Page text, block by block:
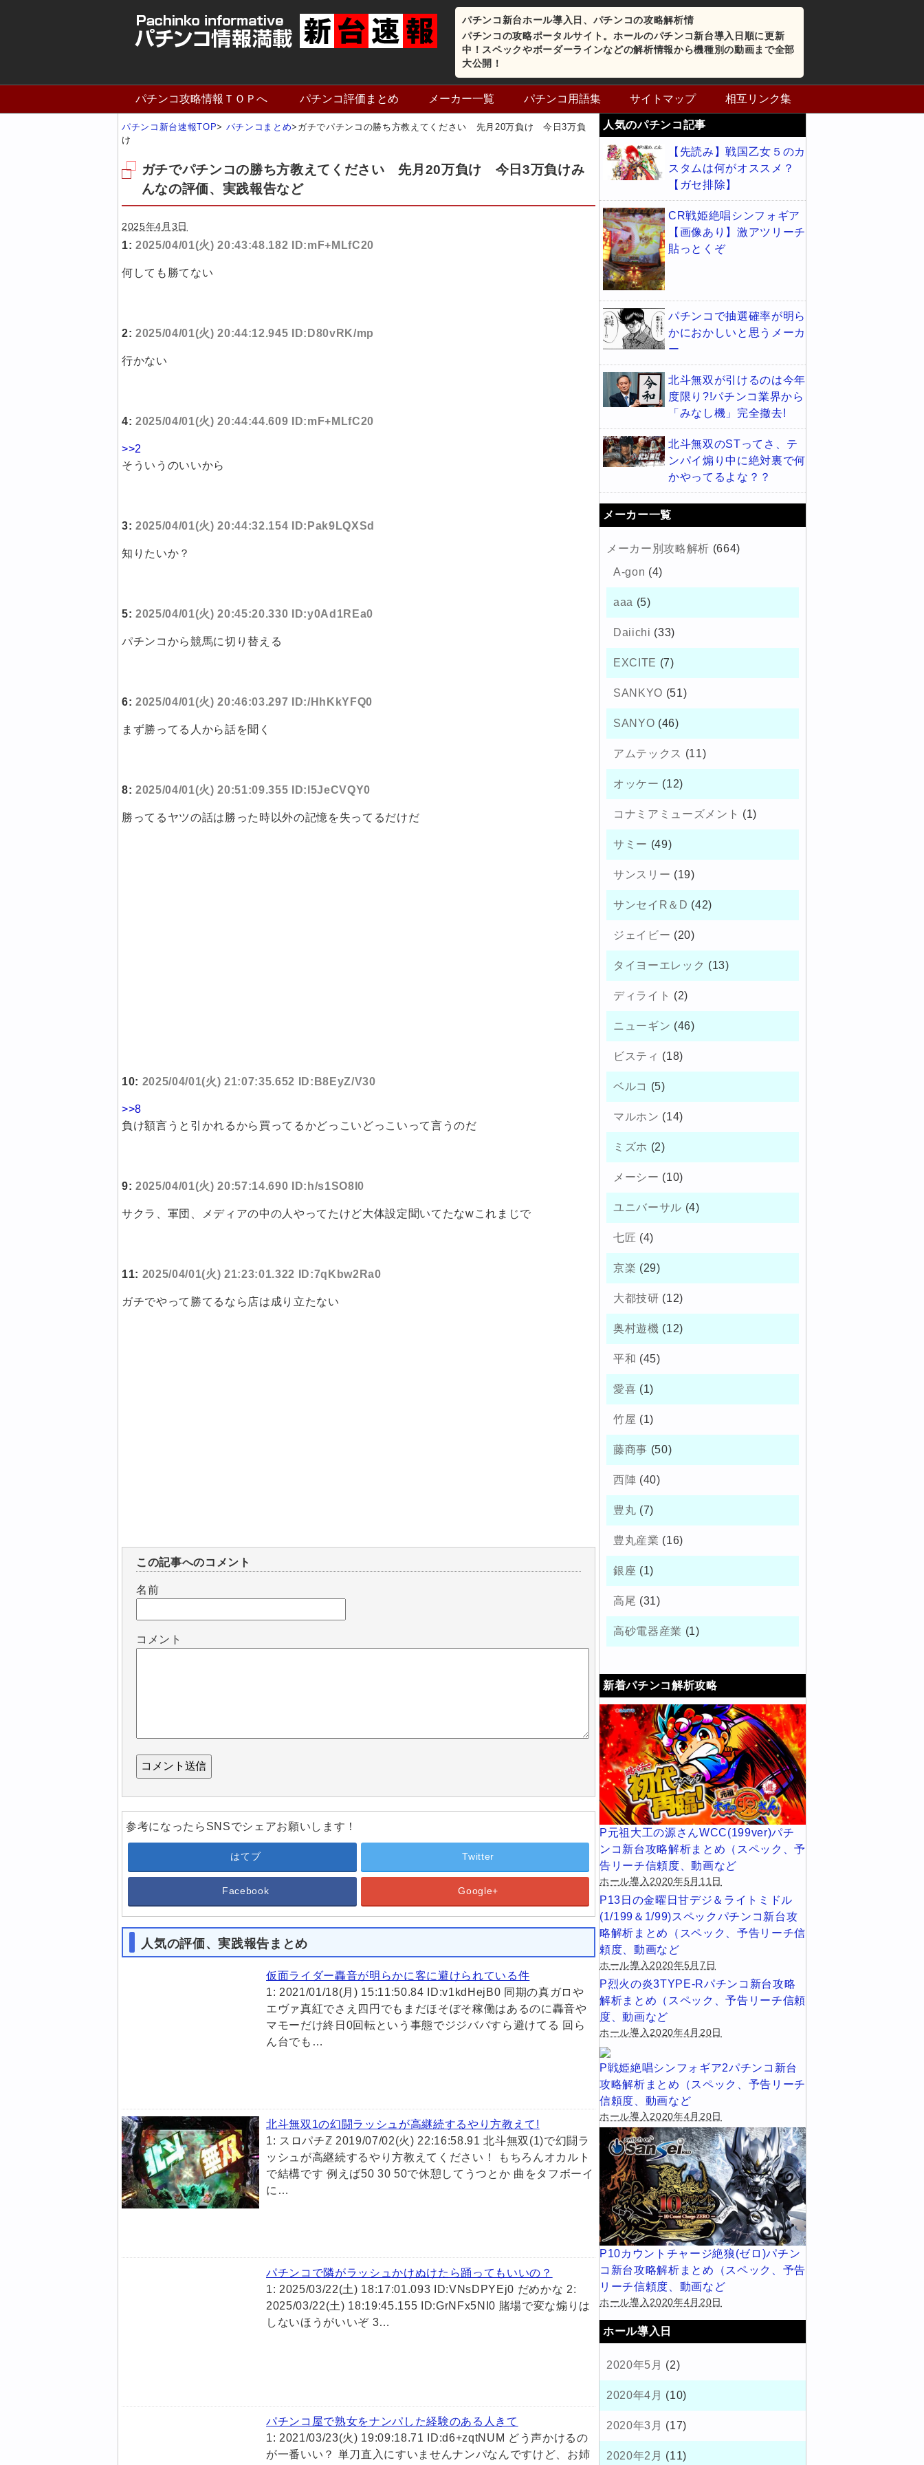
パチンコ新台ホール導入日、パチンコの攻略解析情
パチンコの攻略ポータルサイト。ホールのパチンコ新台導入日順に更新
中！スペックやボーダーラインなどの解析情報から機種別の動画まで全部
大公開！
パチンコ攻略情報ＴＯＰへ パチンコ評価まとめ メーカー一覧 パチンコ用語集 サイトマップ 相互リンク集
パチンコ新台速報TOP> パチンコまとめ> ガチでパチンコの勝ち方教えてください 先月20万負け 今日3万負
け
ガチでパチンコの勝ち方教えてください 先月20万負け 今日3万負けみ
んなの評価、実践報告など
2025年4月3日
1: 2025/04/01(火) 20:43:48.182 ID:mF+MLfC20
何しても勝てない
2: 2025/04/01(火) 20:44:12.945 ID:D80vRK/mp
行かない
4: 2025/04/01(火) 20:44:44.609 ID:mF+MLfC20
>>2
そういうのいいから
3: 2025/04/01(火) 20:44:32.154 ID:Pak9LQXSd
知りたいか？
5: 2025/04/01(火) 20:45:20.330 ID:y0Ad1REa0
パチンコから競馬に切り替える
6: 2025/04/01(火) 20:46:03.297 ID:/HhKkYFQ0
まず勝ってる人から話を聞く
8: 2025/04/01(火) 20:51:09.355 ID:l5JeCVQY0
勝ってるヤツの話は勝った時以外の記憶を失ってるだけだ
10: 2025/04/01(火) 21:07:35.652 ID:B8EyZ/V30
>>8
負け額言うと引かれるから買ってるかどっこいどっこいって言うのだ
9: 2025/04/01(火) 20:57:14.690 ID:h/s1SO8I0
サクラ、軍団、メディアの中の人やってたけど大体設定聞いてたなwこれまじで
11: 2025/04/01(火) 21:23:01.322 ID:7qKbw2Ra0
ガチでやって勝てるなら店は成り立たない
この記事へのコメント
名前
コメント
参考になったらSNSでシェアお願いします！
はてブ Twitter
Facebook Google+
人気の評価、実践報告まとめ
仮面ライダー轟音が明らかに客に避けられている件
1: 2021/01/18(月) 15:11:50.84 ID:v1kdHejB0 同期の真ガロや
エヴァ真紅でさえ四円でもまだほそぼそ稼働はあるのに轟音や
マモーだけ終日0回転という事態でジジババすら避けてる 回ら
ん台でも…
北斗無双1の幻闘ラッシュが高継続するやり方教えて!
1: スロパチℤ 2019/07/02(火) 22:16:58.91 北斗無双(1)で幻闘ラ
ッシュが高継続するやり方教えてください！ もちろんオカルト
で結構です 例えば50 30 50で休憩してうつとか 曲をタフボーイ
に…
パチンコで隣がラッシュかけぬけたら踊ってもいいの？
1: 2025/03/22(土) 18:17:01.093 ID:VNsDPYEj0 だめかな 2:
2025/03/22(土) 18:19:45.155 ID:GrNFx5NI0 賭場で変な煽りは
しないほうがいいぞ 3…
パチンコ屋で熟女をナンパした経験のある人きて
1: 2021/03/23(火) 19:09:18.71 ID:d6+zqtNUM どう声かけるの
が一番いい？ 単刀直入にすいませんナンパなんですけど、お姉
人気のパチンコ記事
【先読み】戦国乙女５のカ
スタムは何がオススメ？
【ガセ排除】
CR戦姫絶唱シンフォギア
【画像あり】激アツリーチ
貼っとくぞ
パチンコで抽選確率が明ら
かにおかしいと思うメーカ
ー
北斗無双が引けるのは今年
度限り?!パチンコ業界から
「みなし機」完全撤去!
北斗無双のSTってさ、テ
ンパイ煽り中に絶対裏で何
かやってるよな？？
メーカー一覧
メーカー別攻略解析 (664)
A-gon (4)
aaa (5)
Daiichi (33)
EXCITE (7)
SANKYO (51)
SANYO (46)
アムテックス (11)
オッケー (12)
コナミアミューズメント (1)
サミー (49)
サンスリー (19)
サンセイR＆D (42)
ジェイビー (20)
タイヨーエレック (13)
ディライト (2)
ニューギン (46)
ビスティ (18)
ベルコ (5)
マルホン (14)
ミズホ (2)
メーシー (10)
ユニバーサル (4)
七匠 (4)
京楽 (29)
大都技研 (12)
奥村遊機 (12)
平和 (45)
愛喜 (1)
竹屋 (1)
藤商事 (50)
西陣 (40)
豊丸 (7)
豊丸産業 (16)
銀座 (1)
高尾 (31)
高砂電器産業 (1)
新着パチンコ解析攻略
P元祖大工の源さんWCC(199ver)パチ
ンコ新台攻略解析まとめ（スペック、予
告リーチ信頼度、動画など
ホール導入2020年5月11日
P13日の金曜日甘デジ＆ライトミドル
(1/199＆1/99)スペックパチンコ新台攻
略解析まとめ（スペック、予告リーチ信
頼度、動画など
ホール導入2020年5月7日
P烈火の炎3TYPE-Rパチンコ新台攻略
解析まとめ（スペック、予告リーチ信頼
度、動画など
ホール導入2020年4月20日
P戦姫絶唱シンフォギア2パチンコ新台
攻略解析まとめ（スペック、予告リーチ
信頼度、動画など
ホール導入2020年4月20日
P10カウントチャージ絶狼(ゼロ)パチン
コ新台攻略解析まとめ（スペック、予告
リーチ信頼度、動画など
ホール導入2020年4月20日
ホール導入日
2020年5月 (2)
2020年4月 (10)
2020年3月 (17)
2020年2月 (11)